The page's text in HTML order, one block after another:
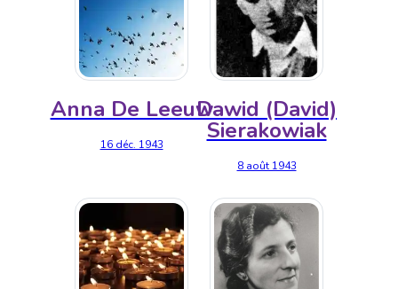
Anna De Leeuw
16 déc. 1943
Dawid (David)
Sierakowiak
8 août 1943